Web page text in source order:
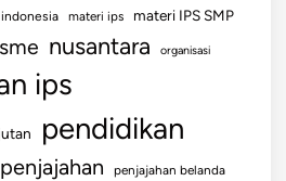
materi ips materi IPS SMP
nusantara organisasi
ips
pendidikan
penjajahan penjajahan belanda